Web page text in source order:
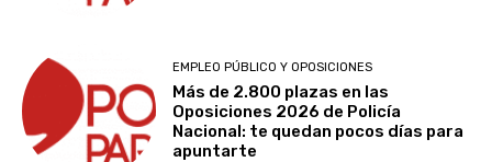
EMPLEO PÚBLICO Y OPOSICIONES
Más de 2.800 plazas en las
Oposiciones 2026 de Policía
Nacional: te quedan pocos días para
apuntarte